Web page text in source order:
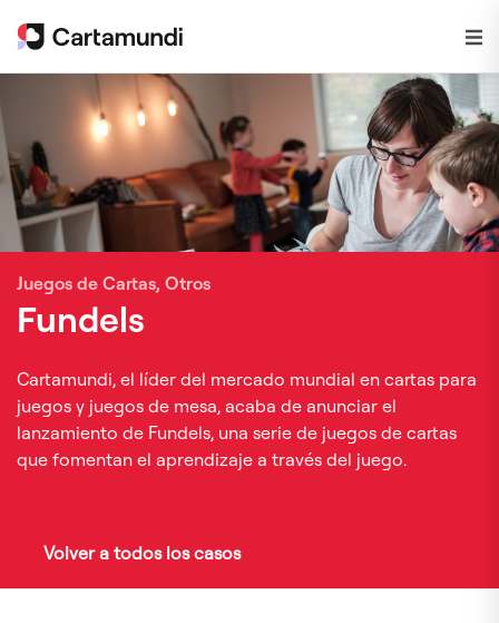
Juegos de Cartas, Otros
Fundels
Cartamundi, el líder del mercado mundial en cartas para
juegos y juegos de mesa, acaba de anunciar el
lanzamiento de Fundels, una serie de juegos de cartas
que fomentan el aprendizaje a través del juego.
Volver a todos los casos